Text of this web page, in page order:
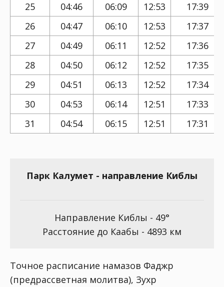
25 04:46 06:09 12:53
17:39
26
04:47 06:10 12:53
17:37
27
04:49 06:11 12:52
17:36
28
04:50 06:12 12:52
17:35
29
04:51 06:13 12:52
17:34
30
04:53 06:14 12:51
17:33
31
04:54 06:15 12:51 17:31
Парк Калумет - направление Киблы
Направление Киблы - 49°
Расстояние до Каабы - 4893 км
Точное расписание намазов Фаджр
(предрассветная молитва), Зухр